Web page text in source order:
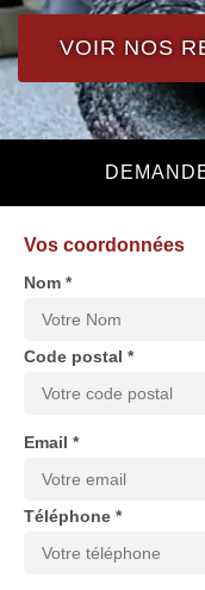
VOIR NOS
Vos coordonnées
Nom *
Code postal *
Email *
Téléphone *